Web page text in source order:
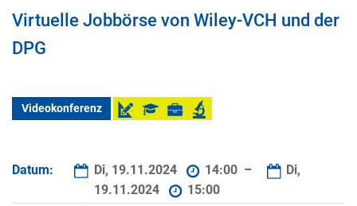
Virtuelle Jobbörse von Wiley-VCH und der
DPG
Videokonferenz
Datum: Di, 19.11.2024 14:00 –
Di,
19.11.2024
15:00